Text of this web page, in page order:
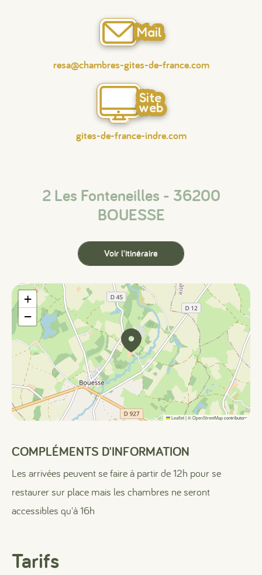
Mail
resa@chambres-gites-de-france.com
Site
web
gites-de-france-indre.com
2 Les Fonteneilles - 36200
BOUESSE
Voir l'itinéraire
+
−
Leaflet|©OpenStreetMapcontributors
COMPLÉMENTS D'INFORMATION
Les arrivées peuvent se faire à partir de 12h pour se
restaurer sur place mais les chambres ne seront
accessibles qu'à 16h
Tarifs